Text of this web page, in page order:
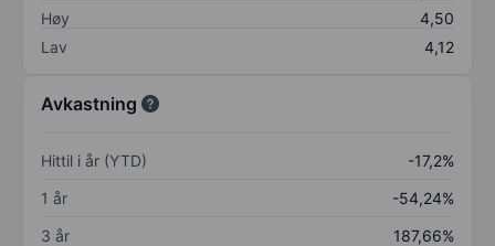
Høy
4,50
Lav
4,12
Avkastning
Hittil i år (YTD)
-17,2%
1 år
-54,24%
3 år
187,66%